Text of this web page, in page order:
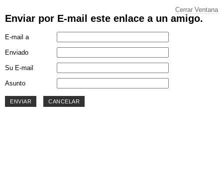
Enviar por E-mail este enlace a un amigo.
Cerrar Ventana
E-mail a
Enviado
Su E-mail
Asunto
ENVIAR CANCELAR